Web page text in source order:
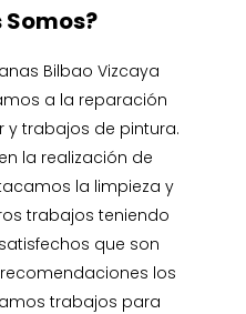
Somos?
Bilbao Vizcaya
a la reparación
y trabajos de pintura.
la realización de
la limpieza y
trabajos teniendo
que son
los
trabajos para